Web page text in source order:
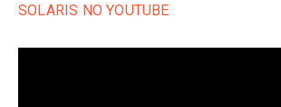
SOLARIS NO YOUTUBE